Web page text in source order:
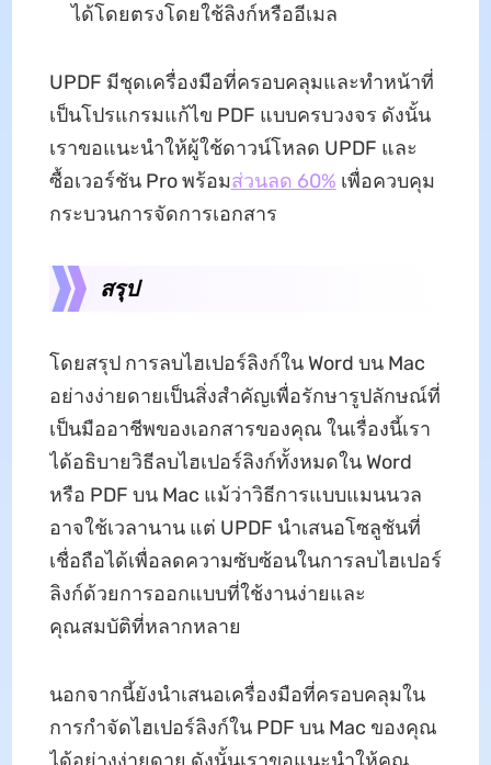
ได้โดยตรงโดยใช้ลิงก์หรืออีเมล
UPDF มีชุดเครื่องมือที่ครอบคลุมและทําหน้าที่
เป็นโปรแกรมแก้ไข PDF แบบครบวงจร ดังนั้น
เราขอแนะนําให้ผู้ใช้ดาวน์โหลด UPDF และ
ซื้อเวอร์ชัน Pro พร้อมส่วนลด 60% เพื่อควบคุม
กระบวนการจัดการเอกสาร
สรุป
โดยสรุป การลบไฮเปอร์ลิงก์ใน Word บน Mac
อย่างง่ายดายเป็นสิ่งสําคัญเพื่อรักษารูปลักษณ์ที่
เป็นมืออาชีพของเอกสารของคุณ ในเรื่องนี้เรา
ได้อธิบายวิธีลบไฮเปอร์ลิงก์ทั้งหมดใน Word
หรือ PDF บน Mac แม้ว่าวิธีการแบบแมนนวล
อาจใช้เวลานาน แต่ UPDF นําเสนอโซลูชันที่
เชื่อถือได้เพื่อลดความซับซ้อนในการลบไฮเปอร์
ลิงก์ด้วยการออกแบบที่ใช้งานง่ายและ
คุณสมบัติที่หลากหลาย
นอกจากนี้ยังนําเสนอเครื่องมือที่ครอบคลุมใน
การกําจัดไฮเปอร์ลิงก์ใน PDF บน Mac ของคุณ